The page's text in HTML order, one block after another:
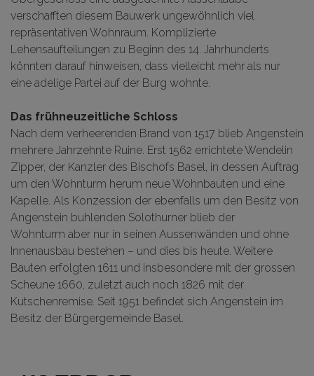
verschafften diesem Bauwerk ungewöhnlich viel
repräsentativen Wohnraum. Komplizierte
Lehensaufteilungen zu Beginn des 14. Jahrhunderts
könnten darauf hinweisen, dass vielleicht mehr als nur
eine adelige Partei auf der Burg wohnte.
Das frühneuzeitliche Schloss
Nach dem verheerenden Brand von 1517 blieb Angenstein
mehrere Jahrzehnte Ruine. Erst 1562 errichtete Wendelin
Zipper, der Kanzler des Bischofs Basel, in dessen Auftrag
um den Wohnturm herum neue Wohnbauten und eine
Kapelle. Als Konzession der ebenfalls um den Besitz von
Angenstein buhlenden Solothurner blieb der
Wohnturm aber nur in seinen Aussenwänden und ohne
Innenausbau bestehen – und dies bis heute. Weitere
Bauten erfolgten 1611 und insbesondere mit der grossen
Scheune 1660, zuletzt auch noch 1826 mit der
Kutschenremise. Seit 1951 befindet sich Angenstein im
Besitz der Bürgergemeinde Basel.